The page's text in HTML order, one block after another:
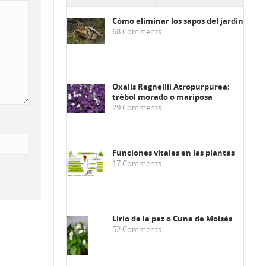
Cómo eliminar los sapos del jardín
68 Comments
Oxalis Regnellii Atropurpurea:
trébol morado o mariposa
29 Comments
Funciones vitales en las plantas
17 Comments
Lirio de la paz o Cuna de Moisés
52 Comments